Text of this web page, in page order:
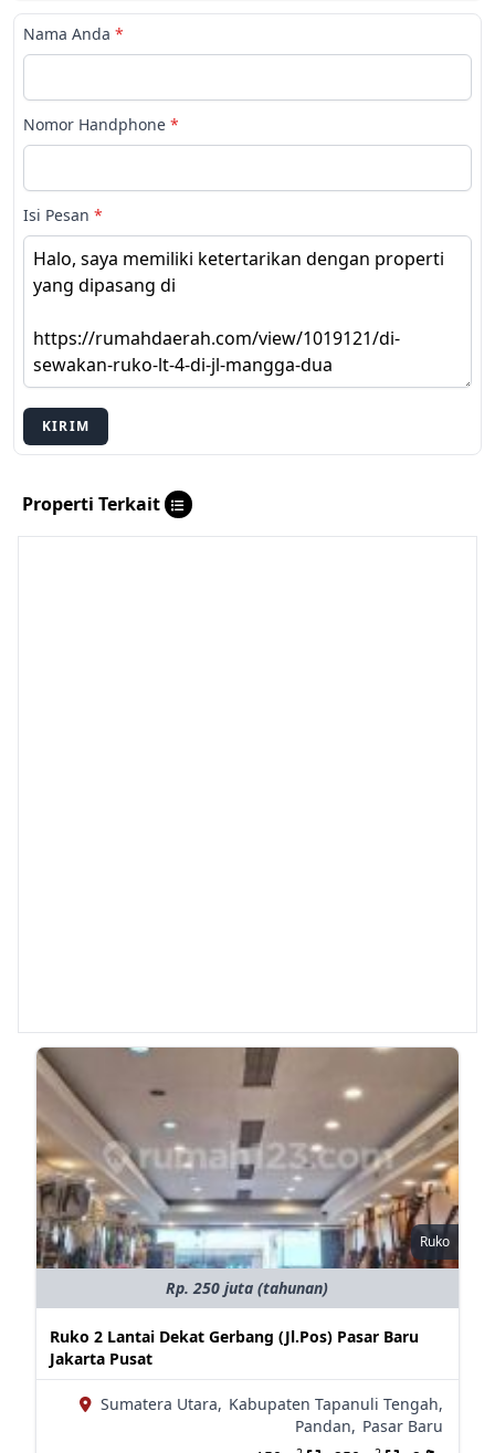
Nama Anda *
Nomor Handphone *
Isi Pesan *
KIRIM
Properti Terkait
Ruko
Rp. 250 juta (tahunan)
Ruko 2 Lantai Dekat Gerbang (Jl.Pos) Pasar Baru
Jakarta Pusat
Sumatera Utara, Kabupaten Tapanuli Tengah,
Pandan, Pasar Baru